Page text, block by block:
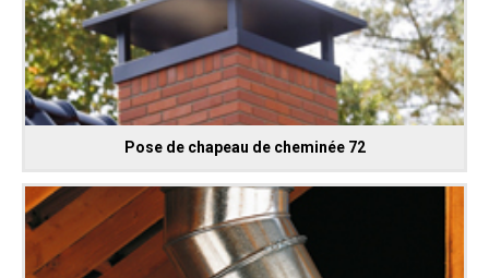
Pose de chapeau de cheminée 72